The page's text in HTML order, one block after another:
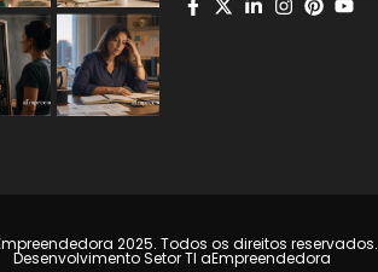
2025. Todos os direitos reservados.
Desenvolvimento Setor TI aEmpreendedora